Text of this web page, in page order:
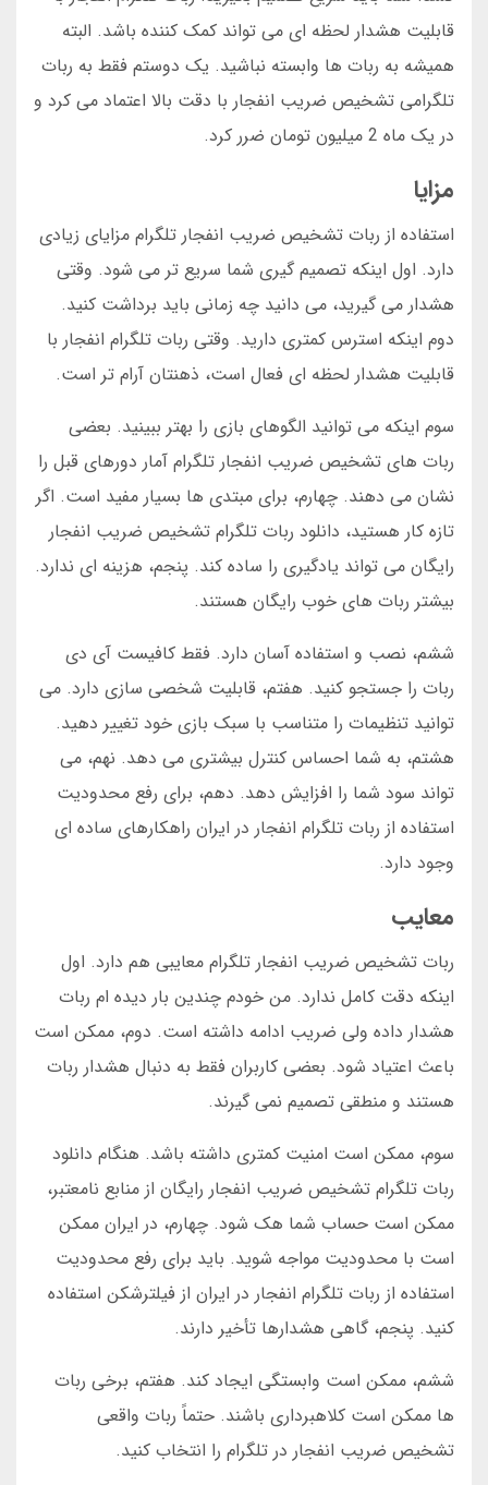
قابلیت هشدار لحظه ای می تواند کمک کننده باشد. البته
همیشه به ربات ها وابسته نباشید. یک دوستم فقط به ربات
تلگرامی تشخیص ضریب انفجار با دقت بالا اعتماد می کرد و
در یک ماه 2 میلیون تومان ضرر کرد.
مزایا
استفاده از ربات تشخیص ضریب انفجار تلگرام مزایای زیادی
دارد. اول اینکه تصمیم گیری شما سریع تر می شود. وقتی
هشدار می گیرید، می دانید چه زمانی باید برداشت کنید.
دوم اینکه استرس کمتری دارید. وقتی ربات تلگرام انفجار با
قابلیت هشدار لحظه ای فعال است، ذهنتان آرام تر است.
سوم اینکه می توانید الگوهای بازی را بهتر ببینید. بعضی
ربات های تشخیص ضریب انفجار تلگرام آمار دورهای قبل را
نشان می دهند. چهارم، برای مبتدی ها بسیار مفید است. اگر
تازه کار هستید، دانلود ربات تلگرام تشخیص ضریب انفجار
رایگان می تواند یادگیری را ساده کند. پنجم، هزینه ای ندارد.
بیشتر ربات های خوب رایگان هستند.
ششم، نصب و استفاده آسان دارد. فقط کافیست آی دی
ربات را جستجو کنید. هفتم، قابلیت شخصی سازی دارد. می
توانید تنظیمات را متناسب با سبک بازی خود تغییر دهید.
هشتم، به شما احساس کنترل بیشتری می دهد. نهم، می
تواند سود شما را افزایش دهد. دهم، برای رفع محدودیت
استفاده از ربات تلگرام انفجار در ایران راهکارهای ساده ای
وجود دارد.
معایب
ربات تشخیص ضریب انفجار تلگرام معایبی هم دارد. اول
اینکه دقت کامل ندارد. من خودم چندین بار دیده ام ربات
هشدار داده ولی ضریب ادامه داشته است. دوم، ممکن است
باعث اعتیاد شود. بعضی کاربران فقط به دنبال هشدار ربات
هستند و منطقی تصمیم نمی گیرند.
سوم، ممکن است امنیت کمتری داشته باشد. هنگام دانلود
ربات تلگرام تشخیص ضریب انفجار رایگان از منابع نامعتبر،
ممکن است حساب شما هک شود. چهارم، در ایران ممکن
است با محدودیت مواجه شوید. باید برای رفع محدودیت
استفاده از ربات تلگرام انفجار در ایران از فیلترشکن استفاده
کنید. پنجم، گاهی هشدارها تأخیر دارند.
ششم، ممکن است وابستگی ایجاد کند. هفتم، برخی ربات
ها ممکن است کلاهبرداری باشند. حتماً ربات واقعی
تشخیص ضریب انفجار در تلگرام را انتخاب کنید.